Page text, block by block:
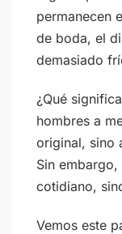
permanecen
de boda, el
demasiado
¿Qué
hombres a
original, sino
Sin
cotidiano,
Vemos este